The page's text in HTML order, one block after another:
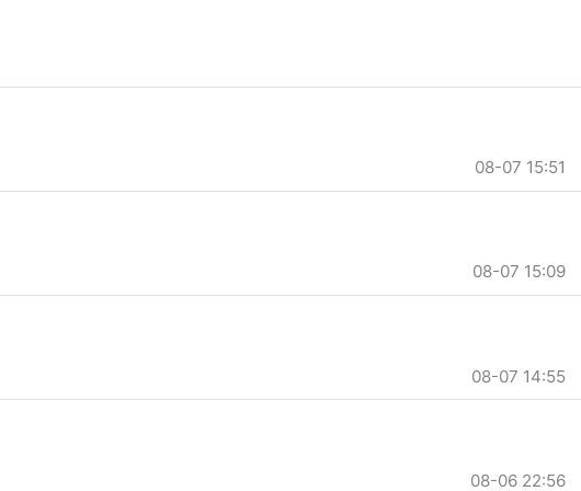
08-07 15:51
08-07 15:09
08-07 14:55
08-06 22:56